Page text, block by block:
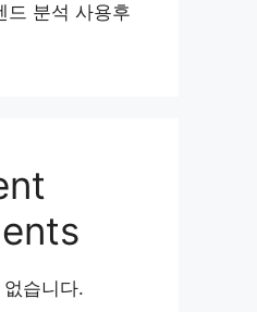
드 분석 사용후
습니다.